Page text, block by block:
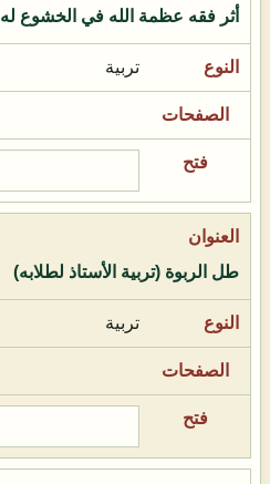
أثر فقه عظمة الله في الخشوع له
تربية
طل الربوة (تربية الأستاذ لطلابه)
تربية